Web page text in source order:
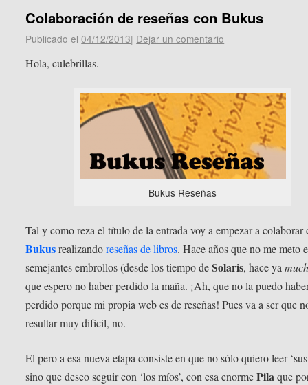
Colaboración de reseñas con Bukus
Publicado el 04/12/2013| Dejar un comentario
Hola, culebrillas.
Bukus Reseñas
Tal y como reza el título de la entrada voy a empezar a colaborar
Bukusrealizandoreseñas de libros. Hace años que no me meto
semejantes embrollos (desde los tiempo deSolaris, hace ya
que espero no haber perdido la maña. ¡Ah, que no la puedo
perdido porque mi propia web es de reseñas! Pues va a ser que
resultar muy difícil, no.
El pero a esa nueva etapa consiste en que no sólo quiero leer
sino que deseo seguir con ‘los míos’, con esa enormePila que